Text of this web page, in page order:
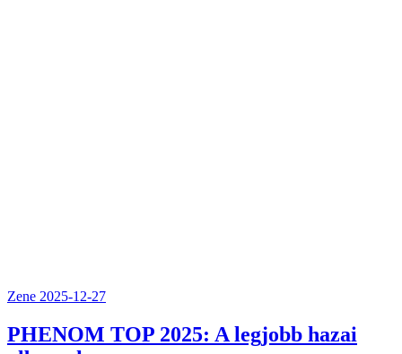
Zene 2025-12-27
PHENOM TOP 2025: A legjobb hazai